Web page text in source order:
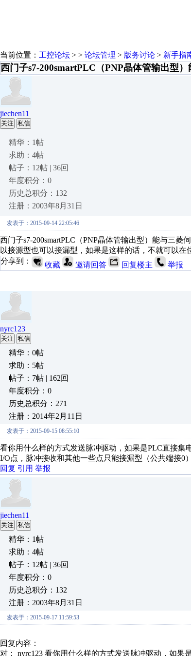
当前位置： 工控论坛 > > 论坛管理 > 版务讨论 > 新手指
西门子s7-200smartPLC（PNP晶体管输出型
jiechen11
关注 私信
精华：1帖
求助：4帖
帖子：12帖 | 36回
年度积分：0
历史总积分：132
注册：2003年8月31日
发表于：2015-09-14 22:05:46
西门子s7-200smartPLC（PNP晶体管输出型）能与三
以接源型也可以接漏型，如果是这样的话，不就可以在
分享到：
收藏 邀请回答 回复楼主 举报
nyrc123
关注 私信
精华：0帖
求助：5帖
帖子：7帖 | 162回
年度积分：0
历史总积分：271
注册：2014年2月11日
发表于：2015-09-15 08:55:10
看你用什么样的方式发送脉冲驱动，如果是PLC直接
I/O点，脉冲接收和其他一些点只能接漏型（公共端接0
回复 引用 举报
jiechen11
关注 私信
精华：1帖
求助：4帖
帖子：12帖 | 36回
年度积分：0
历史总积分：132
注册：2003年8月31日
发表于：2015-09-17 11:59:53
回复内容：
对： nyrc123 看你用什么样的方式发送脉冲驱动，如果